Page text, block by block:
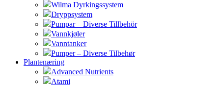
Wilma Dyrkingssystem
Dryppsystem
Pumpar – Diverse Tillbehör
Vannkjøler
Vanntanker
Pumper – Diverse Tilbehør
Plantenæring
Advanced Nutrients
Atami